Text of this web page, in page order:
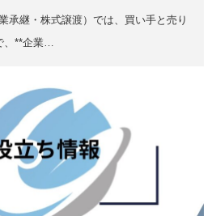
承継・株式譲渡）では、買い手と売り
、**企業…